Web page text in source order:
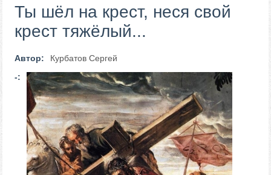
Ты шёл на крест, неся свой
крест тяжёлый...
Автор:
Курбатов Сергей
-: